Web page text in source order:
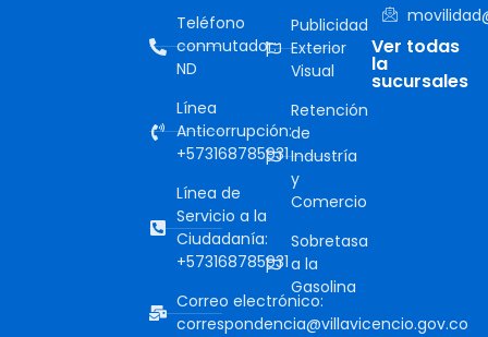
Teléfono
conmutador:
ND
Línea
Anticorrupción:
+573168785931
Línea de
Servicio a la
Ciudadanía:
+573168785931
Correo electrónico:
correspondencia@villavicencio.gov.co
Publicidad
Exterior
Visual
Retención
de
Industría
y
Comercio
Sobretasa
a la
Gasolina
Ver todas
la
sucursales